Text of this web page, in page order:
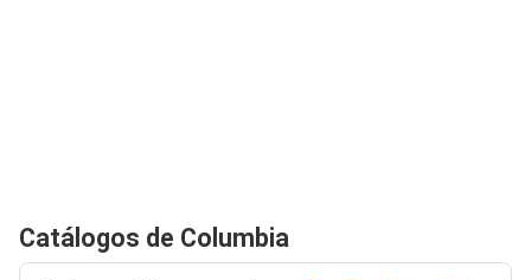
Catálogos de Columbia